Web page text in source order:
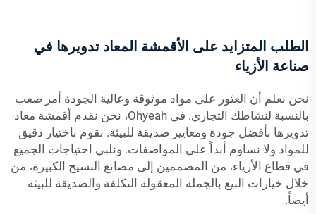
الطلب المتزايد على الأقمشة المعاد تدويرها في
صناعة الأزياء
نحن نعلم أن العثور على مواد موثوقة وعالية الجودة أمر صعب
بالنسبة لنشاطك التجاري. في Ohyeah، نحن نقدم أقمشة معاد
تدويرها بأفضل جودة ومعايير صديقة للبيئة. نقوم باختيار دقيق
للمواد ولا نساوم أبداً على المواصفات. ونلبي احتياجات الجميع
في قطاع الأزياء، من المصممين إلى مصانع النسيج الكبيرة، من
خلال خيارات البيع بالجملة المعقولة التكلفة والصديقة للبيئة
أيضاً.